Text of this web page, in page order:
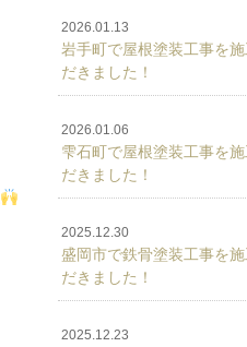
2026.01.13
岩手町で屋根塗装工事を
だきました！
2026.01.06
雫石町で屋根塗装工事を
だきました！
2025.12.30
盛岡市で鉄骨塗装工事を
だきました！
2025.12.23